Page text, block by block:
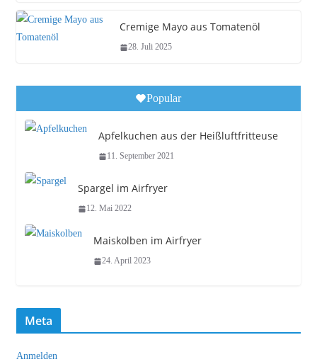
Cremige Mayo aus Tomatenöl
28. Juli 2025
Popular
Apfelkuchen aus der Heißluftfritteuse
11. September 2021
Spargel im Airfryer
12. Mai 2022
Maiskolben im Airfryer
24. April 2023
Meta
Anmelden